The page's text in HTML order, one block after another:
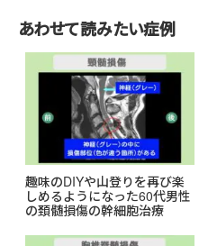
o
o
k
あわせて読みたい症例
趣味のDIYや山登りを再び楽
しめるようになった60代男性
の頚髄損傷の幹細胞治療